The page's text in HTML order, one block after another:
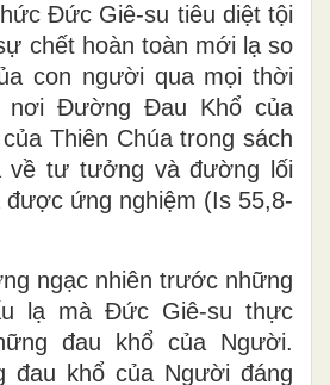
Đức Giê-su tiêu diệt tội
chết hoàn toàn mới lạ so
con người qua mọi thời
nơi Đường Đau Khổ của
Thiên Chúa trong sách
về tư tưởng và đường lối
được ứng nghiệm (Is 55,8-
ngạc nhiên trước những
lạ mà Đức Giê-su thực
đau khổ của Người.
đau khổ của Người đáng